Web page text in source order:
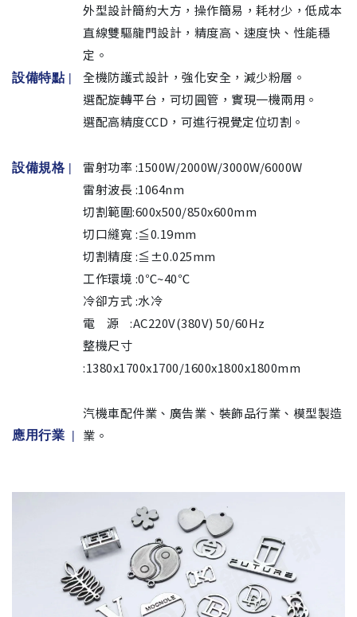
設備特點 |
外型設計簡約大方，操作簡易，耗材少，低成本
直線雙驅龍門設計，精度高、速度快、性能穩
定。
全機防護式設計，強化安全，減少粉層。
選配旋轉平台，可切圓管，實現一機兩用。
選配高精度CCD，可進行視覺定位切割。
設備規格 |
雷射功率 :1500W/2000W/3000W/6000W
雷射波長 :1064nm
切割範圍:600x500/850x600mm
切口縫寬 :≦0.19mm
切割精度 :≦±0.025mm
工作環境 :0℃~40℃
冷卻方式 :水冷
電 源 :AC220V(380V) 50/60Hz
整機尺寸
:1380x1700x1700/1600x1800x1800mm
應用行業 |
汽機車配件業、廣告業、裝飾品行業、模型製造
業。